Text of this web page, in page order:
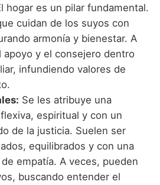
hogar es un pilar fundamental.
cuidan de los suyos con
armonía y bienestar. A
apoyo y el consejero dentro
infundiendo valores de
Se les atribuye una
espiritual y con un
de la justicia. Suelen ser
equilibrados y con una
empatía. A veces, pueden
buscando entender el